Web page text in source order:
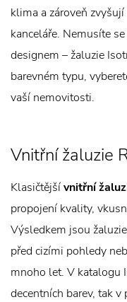
klima a zároveň
kanceláře. Nemusíte
designem – žaluzie
barevném typu,
vaší nemovitosti.
Vnitřní žaluzie
Klasičtějšívnitřní
propojení kvality,
Výsledkem jsou
před cizími pohledy
mnoho let. V katalogu
decentních barev, tak